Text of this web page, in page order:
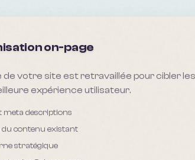
on-page
de votre site est retravaillée pour cibler
expérience utilisateur.
meta descriptions
contenu existant
stratégique